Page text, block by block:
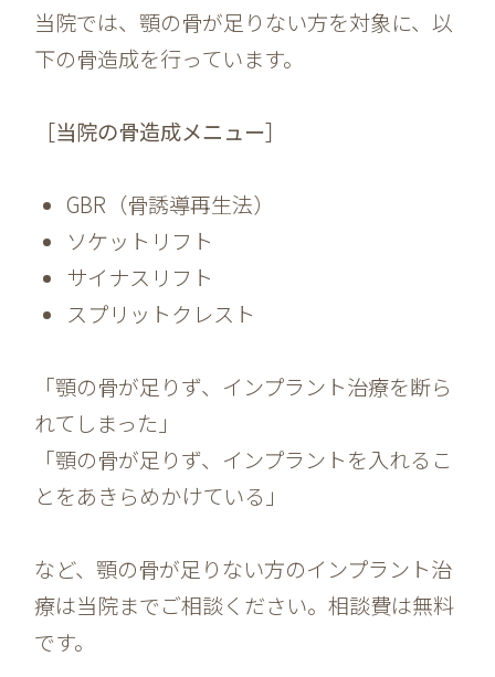
当院では、顎の骨が足りない方を対象に、以
下の骨造成を行っています。
［当院の骨造成メニュー］
GBR（骨誘導再生法）
ソケットリフト
サイナスリフト
スプリットクレスト
「顎の骨が足りず、インプラント治療を断ら
れてしまった」
「顎の骨が足りず、インプラントを入れるこ
とをあきらめかけている」
など、顎の骨が足りない方のインプラント治
療は当院までご相談ください。相談費は無料
です。